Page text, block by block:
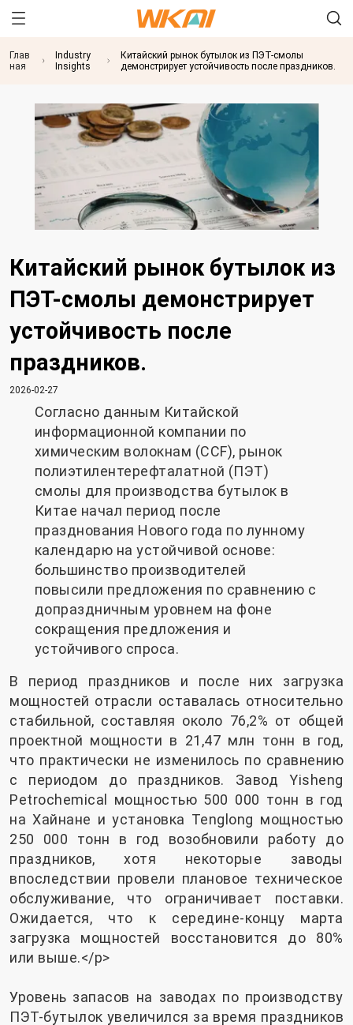
Глав
ная
Industry
Insights
Китайский рынок бутылок из ПЭТ-смолы
демонстрирует устойчивость после праздников.
Китайский рынок бутылок из
ПЭТ-смолы демонстрирует
устойчивость после
праздников.
2026-02-27
Согласно данным Китайской
информационной компании по
химическим волокнам (CCF), рынок
полиэтилентерефталатной (ПЭТ)
смолы для производства бутылок в
Китае начал период после
празднования Нового года по лунному
календарю на устойчивой основе:
большинство производителей
повысили предложения по сравнению с
допраздничным уровнем на фоне
сокращения предложения и
устойчивого спроса.
В период праздников и после них загрузка
мощностей отрасли оставалась относительно
стабильной, составляя около 76,2% от общей
проектной мощности в 21,47 млн ​​тонн в год,
что практически не изменилось по сравнению
с периодом до праздников. Завод Yisheng
Petrochemical мощностью 500 000 тонн в год
на Хайнане и установка Tenglong мощностью
250 000 тонн в год возобновили работу до
праздников, хотя некоторые заводы
впоследствии провели плановое техническое
обслуживание, что ограничивает поставки.
Ожидается, что к середине-концу марта
загрузка мощностей восстановится до 80%
или выше.</p>
Уровень запасов на заводах по производству
ПЭТ-бутылок увеличился за время праздников